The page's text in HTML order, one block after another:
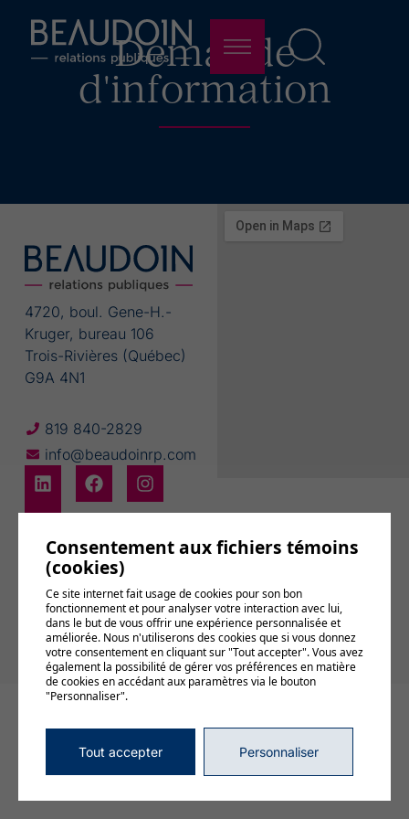
Demande
d'information
4720, boul. Gene-H.-
Kruger, bureau 106
Trois-Rivières (Québec)
G9A 4N1
819 840-2829
info@beaudoinrp.com
Abonnez-vous
à notre
infolettre
© 2026, Tous droits réservés,
Gérer mes témoins (cookies)
Conditions d’utilisation et politique de confidentialité
Consentement aux fichiers témoins
(cookies)
Ce site internet fait usage de cookies pour son bon
fonctionnement et pour analyser votre interaction avec lui,
dans le but de vous offrir une expérience personnalisée et
améliorée. Nous n'utiliserons des cookies que si vous donnez
votre consentement en cliquant sur "Tout accepter". Vous avez
également la possibilité de gérer vos préférences en matière
de cookies en accédant aux paramètres via le bouton
"Personnaliser".
Tout accepter Personnaliser